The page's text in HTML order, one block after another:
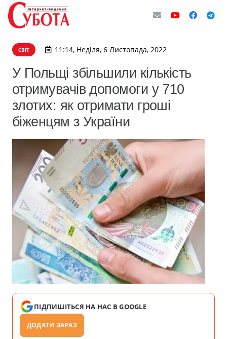
СВІТ 11:14, Неділя, 6 Листопада, 2022
У Польщі збільшили кількість
отримувачів допомоги у 710
злотих: як отримати гроші
біженцям з України
ПІДПИШІТЬСЯ НА НАС В GOOGLE
ДОДАТИ ЗАРАЗ